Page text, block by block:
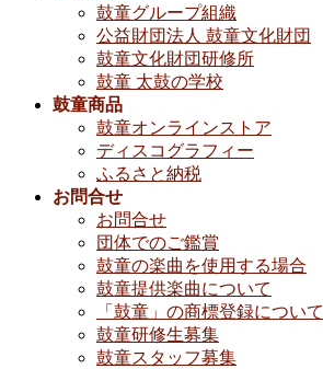
鼓童グループ組織
公益財団法人 鼓童文化財団
鼓童文化財団研修所
鼓童 太鼓の学校
鼓童商品
鼓童オンラインストア
ディスコグラフィー
ふるさと納税
お問合せ
お問合せ
団体でのご鑑賞
鼓童の楽曲を使用する場合
鼓童提供楽曲について
「鼓童」の商標登録について
鼓童研修生募集
鼓童スタッフ募集